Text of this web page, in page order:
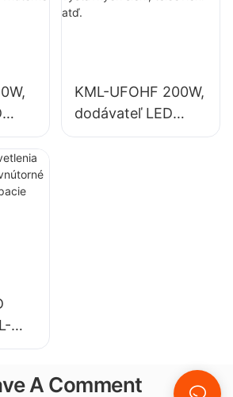
závodov, telocviční
a
KML-UFOHF 200W,
dodávateľ LED
svietidiel pre
A Comment